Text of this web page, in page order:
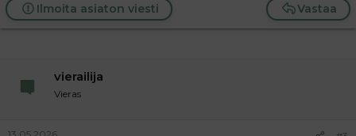
Vastaa
Ilmoita asiaton viesti
vierailija
Vieras